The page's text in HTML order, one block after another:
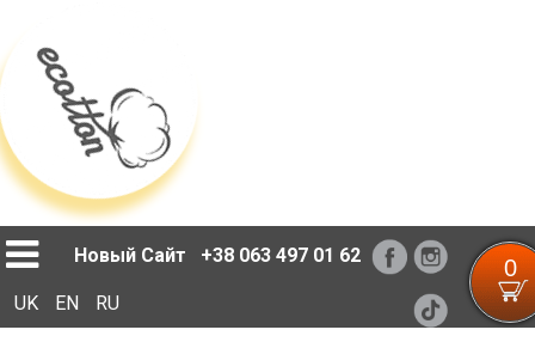
Новый Сайт +38 063 497 01 62 0
UK EN RU